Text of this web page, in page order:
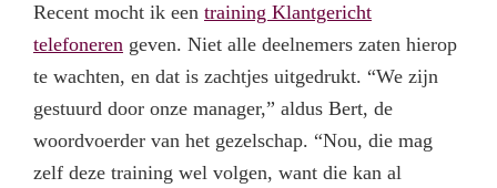
Recent mocht ik een training Klantgericht
telefoneren geven. Niet alle deelnemers zaten hierop
te wachten, en dat is zachtjes uitgedrukt. “We zijn
gestuurd door onze manager,” aldus Bert, de
woordvoerder van het gezelschap. “Nou, die mag
zelf deze training wel volgen, want die kan al